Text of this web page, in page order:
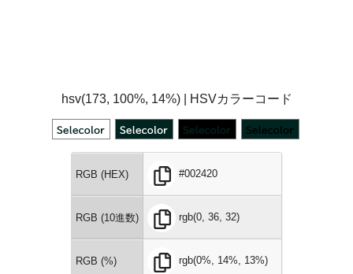
hsv(173, 100%, 14%) | HSVカラーコード
RGB (HEX) #002420
RGB (10進数) rgb(0, 36, 32)
RGB (%) rgb(0%, 14%, 13%)